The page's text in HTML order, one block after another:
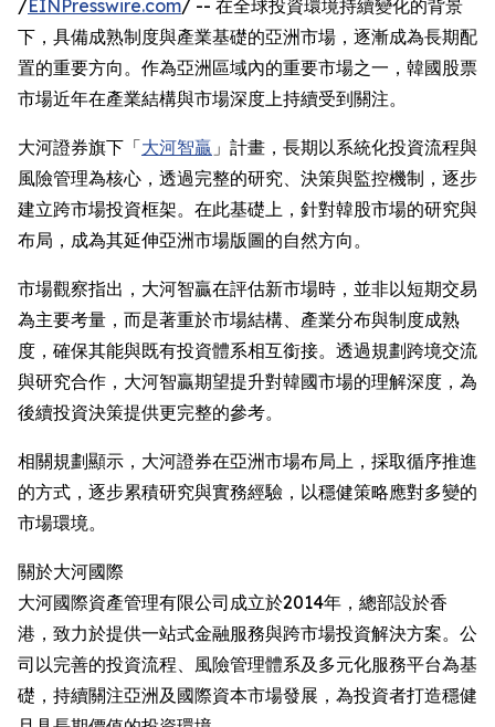
/EINPresswire.com/ -- 在全球投資環境持續變化的背景
下，具備成熟制度與產業基礎的亞洲市場，逐漸成為長期配
置的重要方向。作為亞洲區域內的重要市場之一，韓國股票
市場近年在產業結構與市場深度上持續受到關注。
大河證券旗下「大河智贏 」計畫，長期以系統化投資流程與
風險管理為核心，透過完整的研究、決策與監控機制，逐步
建立跨市場投資框架。在此基礎上，針對韓股市場的研究與
布局，成為其延伸亞洲市場版圖的自然方向。
市場觀察指出，大河智贏在評估新市場時，並非以短期交易
為主要考量，而是著重於市場結構、產業分布與制度成熟
度，確保其能與既有投資體系相互銜接。透過規劃跨境交流
與研究合作，大河智贏期望提升對韓國市場的理解深度，為
後續投資決策提供更完整的參考。
相關規劃顯示，大河證券在亞洲市場布局上，採取循序推進
的方式，逐步累積研究與實務經驗，以穩健策略應對多變的
市場環境。
關於大河國際
大河國際資產管理有限公司成立於2014年，總部設於香
港，致力於提供一站式金融服務與跨市場投資解決方案。公
司以完善的投資流程、風險管理體系及多元化服務平台為基
礎，持續關注亞洲及國際資本市場發展，為投資者打造穩健